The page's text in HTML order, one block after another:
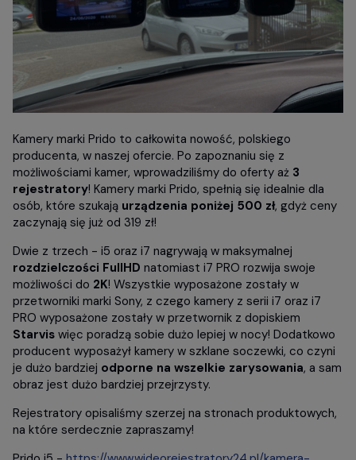
Kamery marki Prido to całkowita nowość, polskiego
producenta, w naszej ofercie. Po zapoznaniu się z
możliwościami kamer, wprowadziliśmy do oferty aż 3
rejestratory! Kamery marki Prido, spełnią się idealnie dla
osób, które szukają urządzenia poniżej 500 zł, gdyż ceny
zaczynają się już od 319 zł!
Dwie z trzech - i5 oraz i7 nagrywają w maksymalnej
rozdzielczości FullHD natomiast i7 PRO rozwija swoje
możliwości do 2K! Wszystkie wyposażone zostały w
przetworniki marki Sony, z czego kamery z serii i7 oraz i7
PRO wyposażone zostały w przetwornik z dopiskiem
Starvis więc poradzą sobie dużo lepiej w nocy! Dodatkowo
producent wyposażył kamery w szklane soczewki, co czyni
je dużo bardziej odporne na wszelkie zarysowania, a sam
obraz jest dużo bardziej przejrzysty.
Rejestratory opisaliśmy szerzej na stronach produktowych,
na które serdecznie zapraszamy!